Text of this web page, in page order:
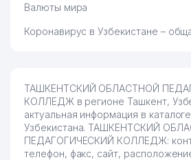
Валюты мира
Коронавирус в Узбекистане –
ТАШКЕНТСКИЙ ОБЛАСТНОЙ
КОЛЛЕДЖ в регионе Ташкент,
актуальная информация в
Узбекистана. ТАШКЕНТСКИЙ
ПЕДАГОГИЧЕСКИЙ КОЛЛЕДЖ:
телефон, факс, сайт,